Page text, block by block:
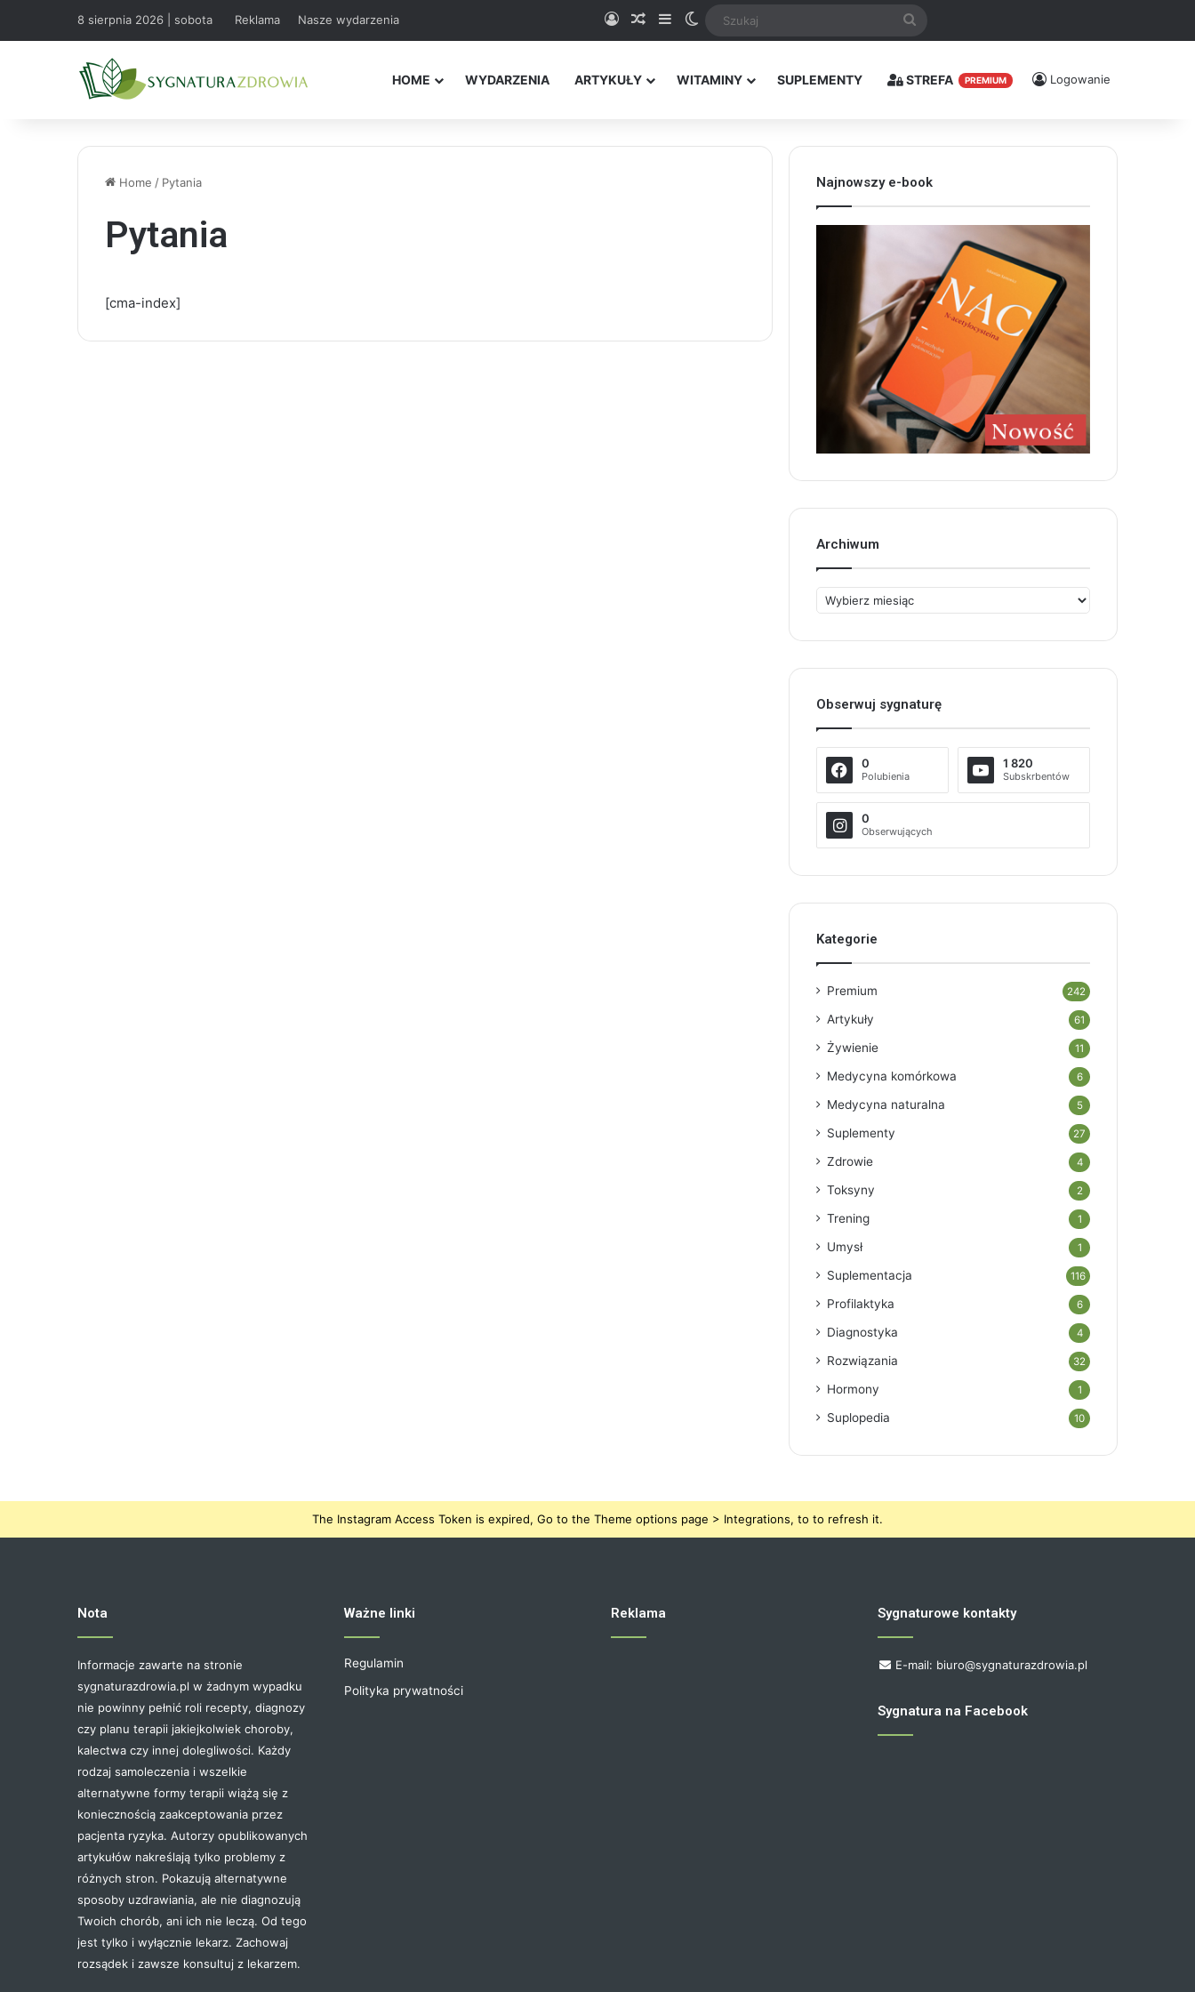
8 sierpnia 2026 | sobota Reklama Nasze wydarzenia Logowanie
Random Article
SidebarSwitch skin
HOME WYDARZENIA ARTYKUŁY WITAMINY SUPLEMENTY STREFA PREMIUM Logowanie
Home / Pytania
Pytania
[cma-index]
Najnowszy e-book
Archiwum
Archiwum
Obserwuj sygnaturę
0
Polubienia
1 820
Subskrbentów
0
Obserwujących
Kategorie
Premium 242
Artykuły 61
Żywienie 11
Medycyna komórkowa 6
Medycyna naturalna 5
Suplementy 27
Zdrowie 4
Toksyny 2
Trening 1
Umysł 1
Suplementacja 116
Profilaktyka 6
Diagnostyka 4
Rozwiązania 32
Hormony 1
Suplopedia 10
The Instagram Access Token is expired, Go to the Theme options page > Integrations, to to refresh it.
Nota
Informacje zawarte na stronie
sygnaturazdrowia.pl w żadnym wypadku
nie powinny pełnić roli recepty, diagnozy
czy planu terapii jakiejkolwiek choroby,
kalectwa czy innej dolegliwości. Każdy
rodzaj samoleczenia i wszelkie
alternatywne formy terapii wiążą się z
koniecznością zaakceptowania przez
pacjenta ryzyka. Autorzy opublikowanych
artykułów nakreślają tylko problemy z
różnych stron. Pokazują alternatywne
sposoby uzdrawiania, ale nie diagnozują
Twoich chorób, ani ich nie leczą. Od tego
jest tylko i wyłącznie lekarz. Zachowaj
rozsądek i zawsze konsultuj z lekarzem.
Ważne linki
Regulamin
Polityka prywatności
Reklama Sygnaturowe kontakty
E-mail: biuro@sygnaturazdrowia.pl
Sygnatura na Facebook